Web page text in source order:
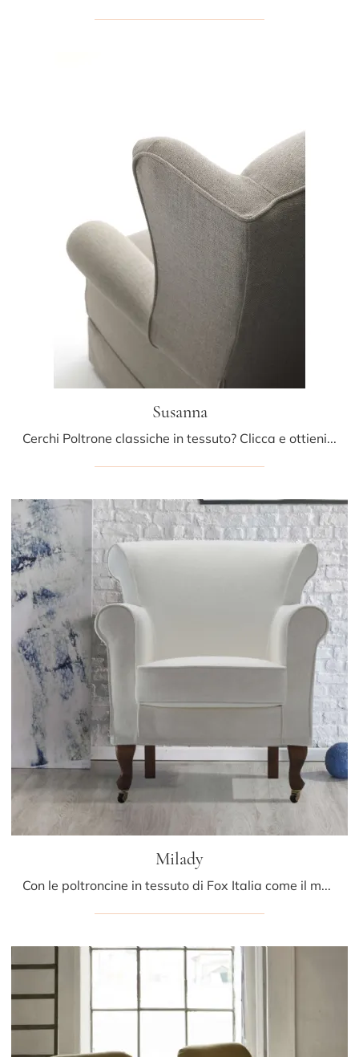
Susanna
Cerchi Poltrone classiche in tessuto? Clicca e ottieni informazioni sul modello Susanna di Fox Italia.
Milady
Con le poltroncine in tessuto di Fox Italia come il modello Milady potrai ultimare il tuo concept d'arredo.